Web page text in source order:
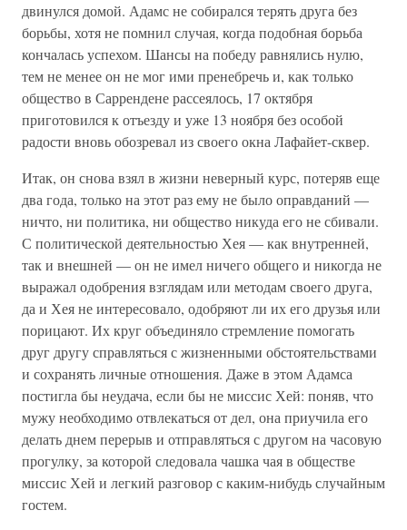
двинулся домой. Адамс не собирался терять друга без
борьбы, хотя не помнил случая, когда подобная борьба
кончалась успехом. Шансы на победу равнялись нулю,
тем не менее он не мог ими пренебречь и, как только
общество в Саррендене рассеялось, 17 октября
приготовился к отъезду и уже 13 ноября без особой
радости вновь обозревал из своего окна Лафайет-сквер.
Итак, он снова взял в жизни неверный курс, потеряв еще
два года, только на этот раз ему не было оправданий —
ничто, ни политика, ни общество никуда его не сбивали.
С политической деятельностью Хея — как внутренней,
так и внешней — он не имел ничего общего и никогда не
выражал одобрения взглядам или методам своего друга,
да и Хея не интересовало, одобряют ли их его друзья или
порицают. Их круг объединяло стремление помогать
друг другу справляться с жизненными обстоятельствами
и сохранять личные отношения. Даже в этом Адамса
постигла бы неудача, если бы не миссис Хей: поняв, что
мужу необходимо отвлекаться от дел, она приучила его
делать днем перерыв и отправляться с другом на часовую
прогулку, за которой следовала чашка чая в обществе
миссис Хей и легкий разговор с каким-нибудь случайным
гостем.